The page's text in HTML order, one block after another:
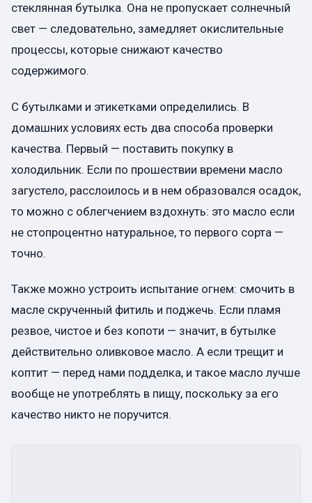
стеклянная бутылка. Она не пропускает солнечный
свет — следовательно, замедляет окислительные
процессы, которые снижают качество
содержимого.
С бутылками и этикетками определились. В
домашних условиях есть два способа проверки
качества. Первый — поставить покупку в
холодильник. Если по прошествии времени масло
загустело, расслоилось и в нем образовался осадок,
то можно с облегчением вздохнуть: это масло если
не стопроцентно натуральное, то первого сорта —
точно.
Также можно устроить испытание огнем: смочить в
масле скрученный фитиль и поджечь. Если пламя
резвое, чистое и без копоти — значит, в бутылке
действительно оливковое масло. А если трещит и
коптит — перед нами подделка, и такое масло лучше
вообще не употреблять в пищу, поскольку за его
качество никто не поручится.